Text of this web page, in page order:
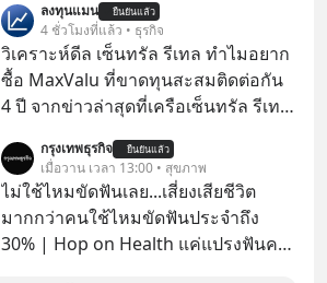
โปรโมชัน ลด 50% ค่าธรรมเนียมซื้อ |
ยอด 2 ล้านบาทขึ้นไป ฟรีค่าธรรมเนียม
ซื้อ
ลงทุนแมน ยืนยันแล้ว
4 ชั่วโมงที่แล้ว • ธุรกิจ
วิเคราะห์ดีล เซ็นทรัล รีเทล ทำไมอยาก
ซื้อ MaxValu ที่ขาดทุนสะสมติดต่อกัน
4 ปี จากข่าวล่าสุดที่เครือเซ็นทรัล รีเทล
เปอร์มาร์เก็ต MaxValu ในประเทศไทย
ที่มีอยู่ทั้งหมด 30 สาขา และจะเปลี่ยน
MaxValu เป็นแบรนด์ Tops ทั้งหมด
กรุงเทพธุรกิจ ยืนยันแล้ว
เมื่อวาน เวลา 13:00 • สุขภาพ
ไม่ใช้ไหมขัดฟันเลย...เสี่ยงเสียชีวิต
มากกว่าคนใช้ไหมขัดฟันประจำถึง
30% | Hop on Health แค่แปรงฟันคง